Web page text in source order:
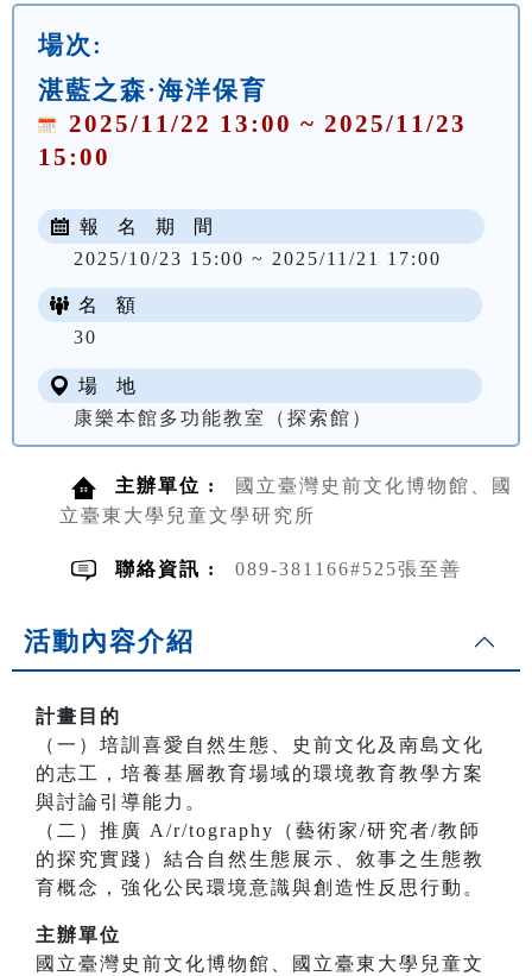
場次:
湛藍之森·海洋保育
2025/11/22 13:00 ~ 2025/11/23
15:00
報 名 期 間
2025/10/23 15:00 ~ 2025/11/21 17:00
名 額
30
場 地
康樂本館多功能教室（探索館）
主辦單位 :
國立臺灣史前文化博物館、國
立臺東大學兒童文學研究所
聯絡資訊 : 089-381166#525張至善
活動內容介紹
計畫目的
（一）培訓喜愛自然生態、史前文化及南島文化
的志工，培養基層教育場域的環境教育教學方案
與討論引導能力。
（二）推廣 A/r/tography（藝術家/研究者/教師
的探究實踐）結合自然生態展示、敘事之生態教
育概念，強化公民環境意識與創造性反思行動。
主辦單位
國立臺灣史前文化博物館、國立臺東大學兒童文